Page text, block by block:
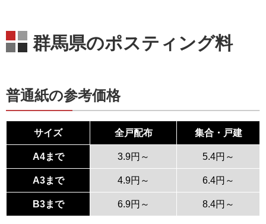
群馬県のポスティング料
普通紙の参考価格
サイズ 全戸配布 集合・戸建
A4まで 3.9円～ 5.4円～
A3まで 4.9円～ 6.4円～
B3まで 6.9円～ 8.4円～